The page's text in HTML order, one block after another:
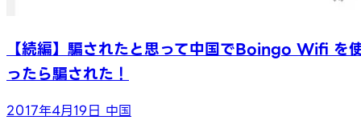
【続編】騙されたと思って中国でBoingo Wifi を
ったら騙された！
2017年4月19日 中国